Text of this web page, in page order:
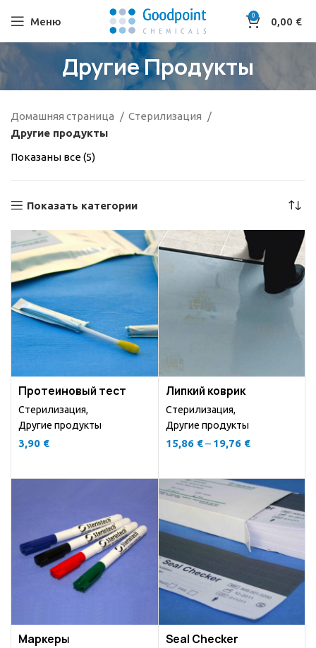
Меню 0 0,00 €
Другие Продукты
Домашняя страница
Стерилизация
Другие продукты
Показаны все (5)
Показать категории
Протеиновый тест
Стерилизация,
Другие продукты
3,90 €
Липкий коврик
Стерилизация,
Другие продукты
15,86 € – 19,76 €
Маркеры Seal Checker